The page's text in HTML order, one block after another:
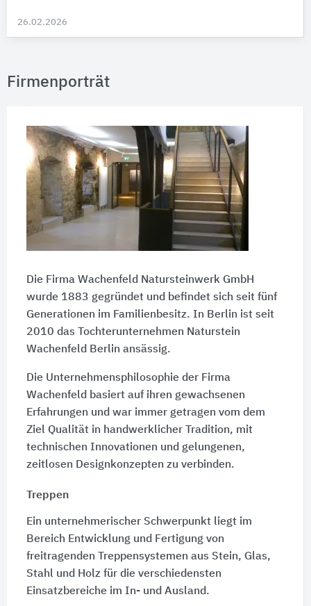
26.02.2026
Firmenporträt
Die Firma Wachenfeld Natursteinwerk GmbH
wurde 1883 gegründet und befindet sich seit fünf
Generationen im Familienbesitz. In Berlin ist seit
2010 das Tochterunternehmen Naturstein
Wachenfeld Berlin ansässig.
Die Unternehmensphilosophie der Firma
Wachenfeld basiert auf ihren gewachsenen
Erfahrungen und war immer getragen vom dem
Ziel Qualität in handwerklicher Tradition, mit
technischen Innovationen und gelungenen,
zeitlosen Designkonzepten zu verbinden.
Treppen
Ein unternehmerischer Schwerpunkt liegt im
Bereich Entwicklung und Fertigung von
freitragenden Treppensystemen aus Stein, Glas,
Stahl und Holz für die verschiedensten
Einsatzbereiche im In- und Ausland.